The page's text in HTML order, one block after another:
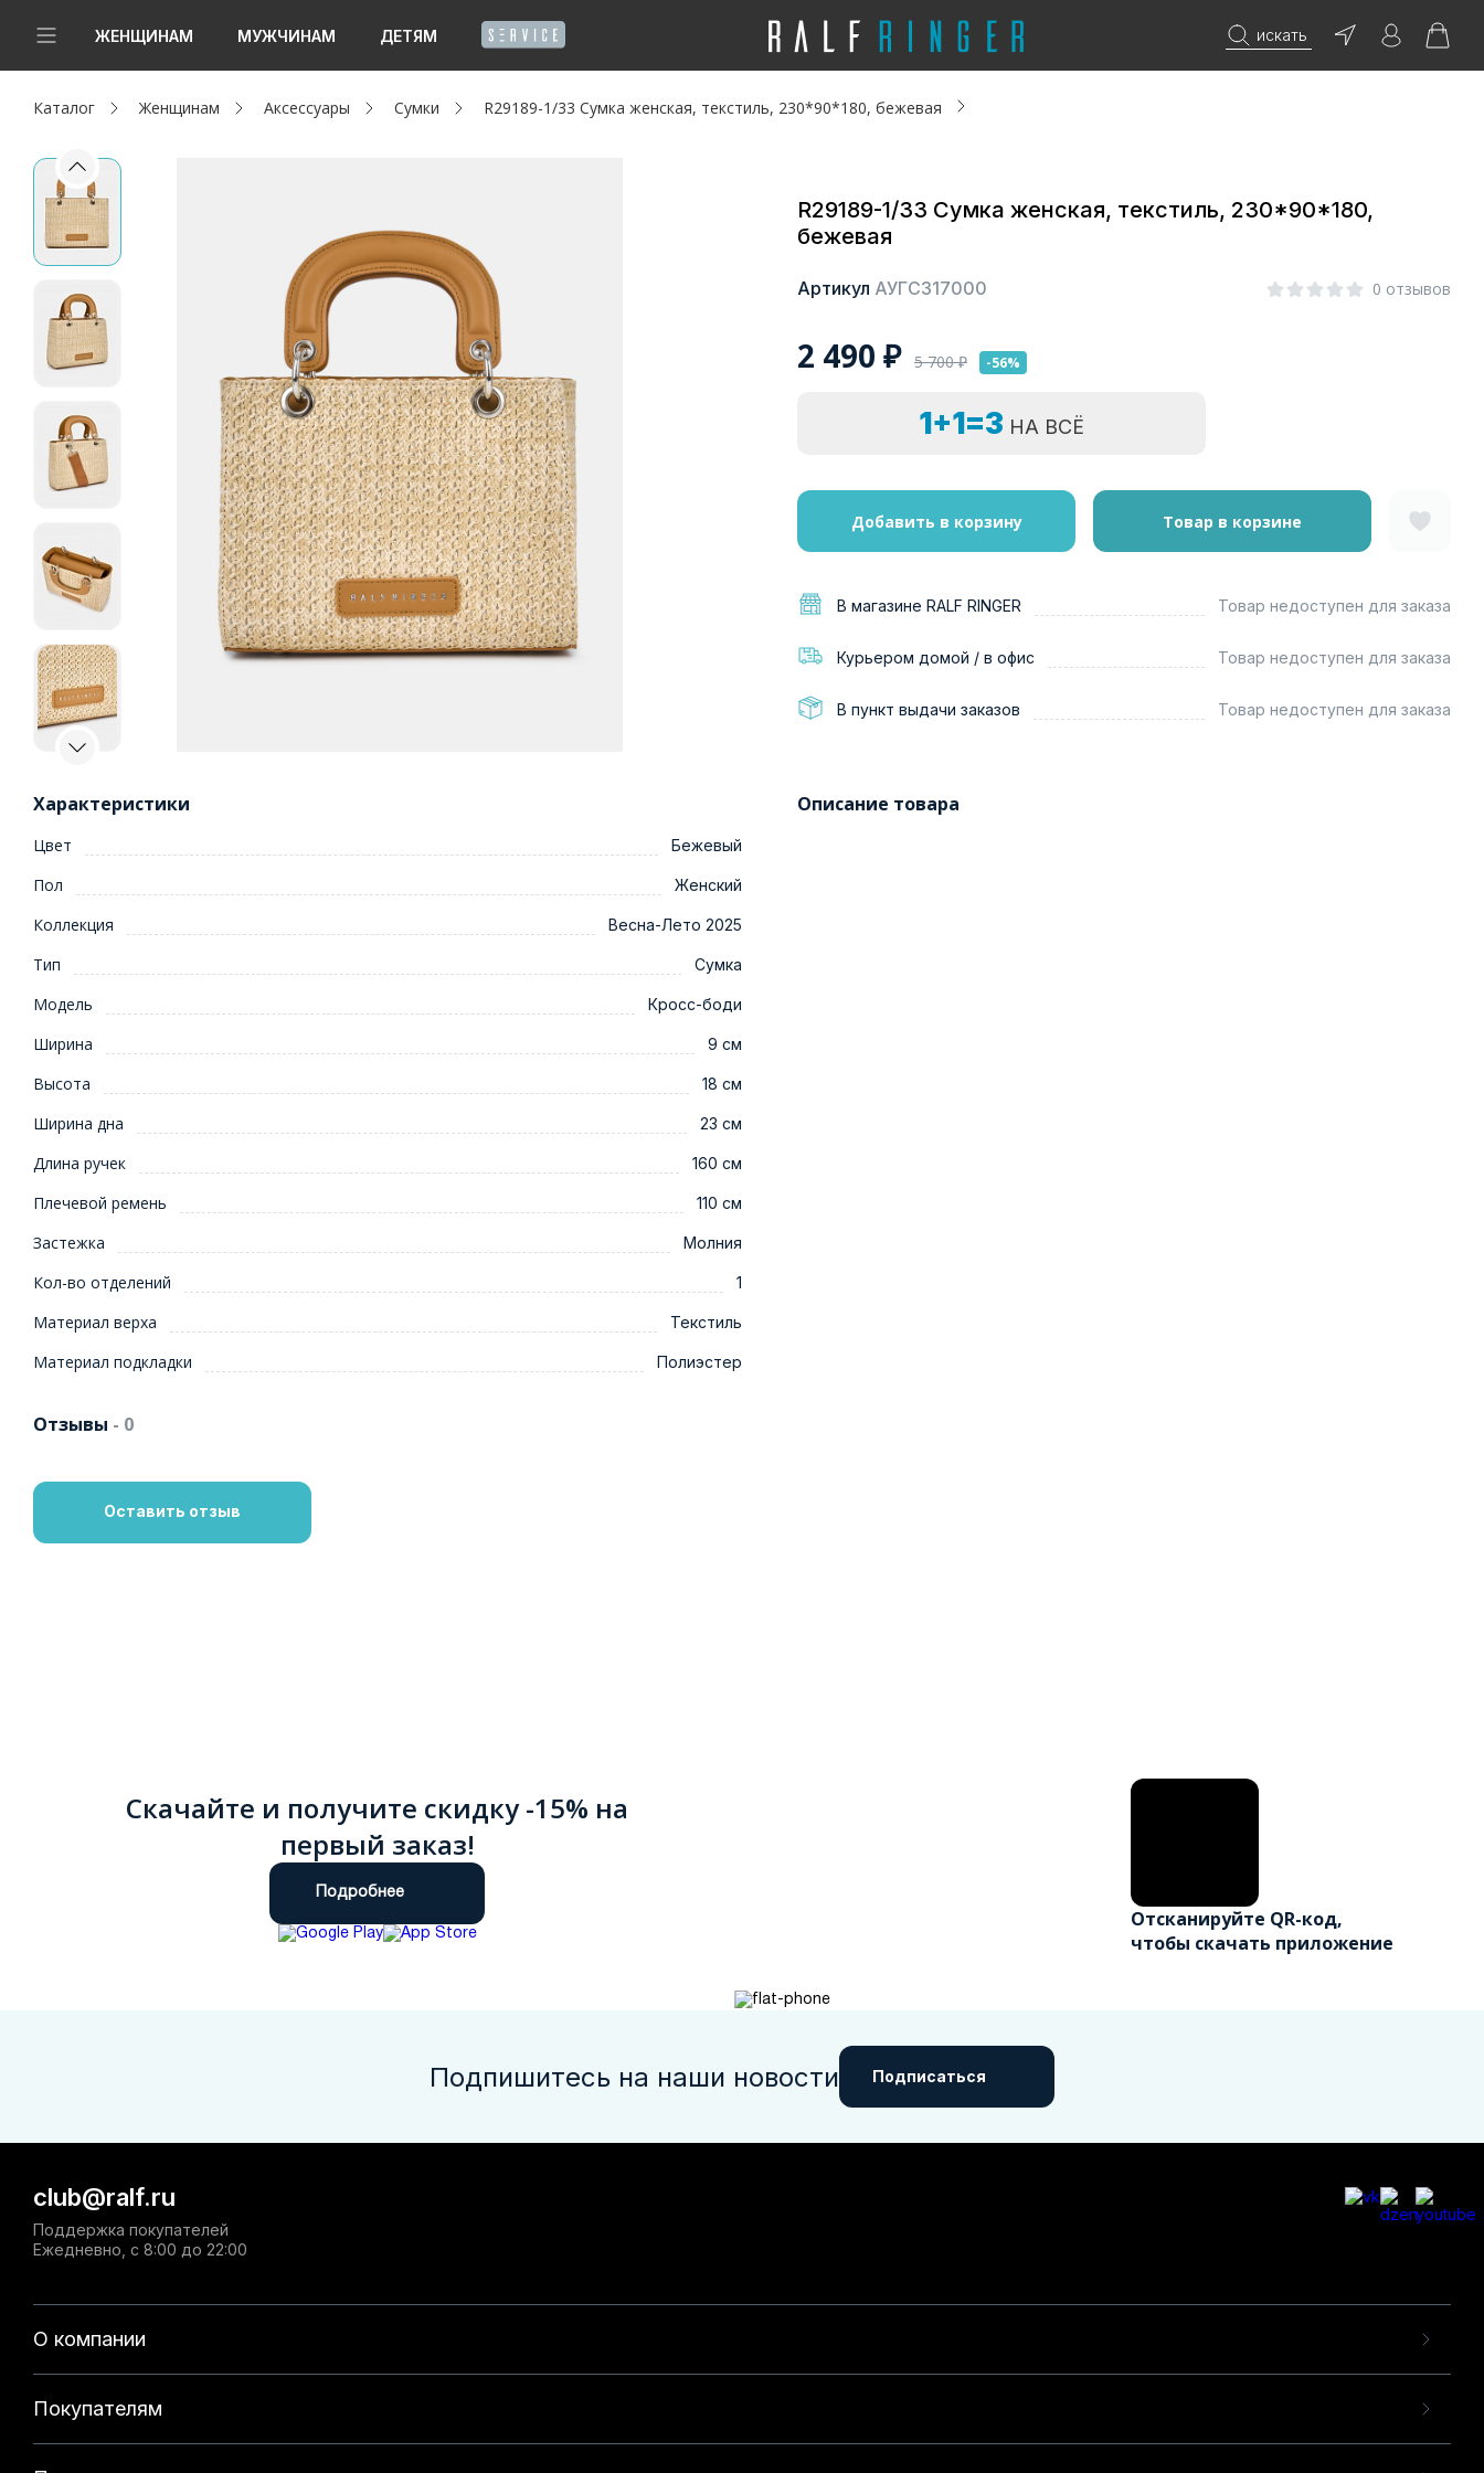
ЖЕНЩИНАМ МУЖЧИНАМ ДЕТЯМ искать
Новинки
Женщинам
Мужчинам
Капсула
Акции / Новости
Адреса магазинов
Каталог Женщинам Аксессуары Сумки R29189-1/33 Сумка женская, текстиль, 230*90*180, бежевая
R29189-1/33 Сумка женская, текстиль, 230*90*180,
бежевая
Артикул АУГС317000 0 отзывов
2 490 ₽ 5 700₽ -56%
1+1=3 НА ВСЁ
Добавить в корзину Товар в корзине
В магазине RALF RINGER Товар недоступен для заказа
Курьером домой / в офис Товар недоступен для заказа
В пункт выдачи заказов Товар недоступен для заказа
Характеристики
Цвет Бежевый
Пол Женский
Коллекция Весна-Лето 2025
Тип Сумка
Модель Кросс-боди
Ширина 9 см
Высота 18 см
Ширина дна 23 см
Длина ручек 160 см
Плечевой ремень 110 см
Застежка Молния
Кол-во отделений 1
Материал верха Текстиль
Материал подкладки Полиэстер
Описание товара
Отзывы - 0
Оставить отзыв
Скачайте и получите скидку -15% на
первый заказ!
Подробнее
Отсканируйте QR-код,
чтобы скачать приложение
Подпишитесь на наши новости Подписаться
О компании
Покупателям
club@ralf.ru
Поддержка покупателей
Ежедневно, с 8:00 до 22:00